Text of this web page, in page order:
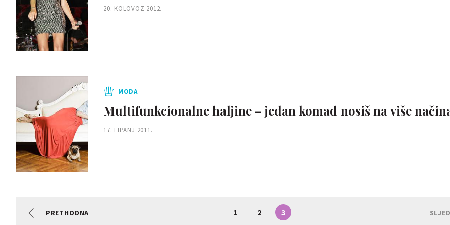
20. KOLOVOZ 2012.
MODA
Multifunkcionalne haljine – jedan komad nosiš na više
17. LIPANJ 2011.
PRETHODNA 1 2 3